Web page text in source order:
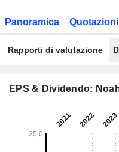
Panoramica Quotazioni
Rapporti di valutazione
EPS & Dividendo: